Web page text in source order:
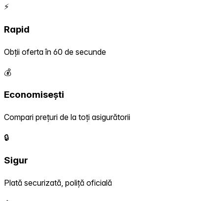
⚡
Rapid
Obții oferta în 60 de secunde
💰
Economisești
Compari prețuri de la toți asigurătorii
🔒
Sigur
Plată securizată, poliță oficială